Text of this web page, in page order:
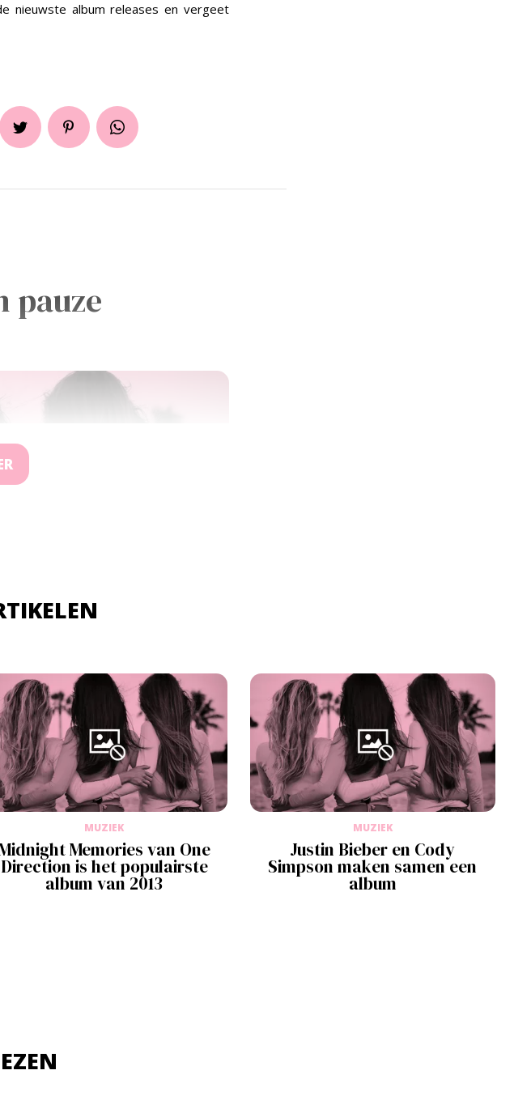
nieuwste album releases en vergeet
pauze
MUZIEK
Memories van One
Direction is het populairste
album van 2013
MUZIEK
Justin Bieber en Cody
Simpson maken samen een
album